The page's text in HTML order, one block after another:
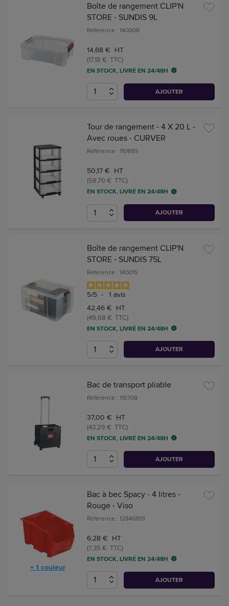
Boîte de rangement CLIP'N
STORE - SUNDIS 9L
Référence : 140008
14,68 € HT
(17,18 € TTC)
EN STOCK, LIVRÉ EN 24/48H
AJOUTER
Tour de rangement - 4 X 20 L -
Avec roues - CURVER
Référence : 110889
50,17 € HT
(58,70 € TTC)
EN STOCK, LIVRÉ EN 24/48H
AJOUTER
Boîte de rangement CLIP'N
STORE - SUNDIS 75L
Référence : 140015
5/5 - 1 avis
42,46 € HT
(49,68 € TTC)
EN STOCK, LIVRÉ EN 24/48H
AJOUTER
Bac de transport pliable
Référence : 115708
37,00 € HT
(43,29 € TTC)
EN STOCK, LIVRÉ EN 24/48H
AJOUTER
+ 1 couleur
Bac à bec Spacy - 4 litres -
Rouge - Viso
Référence : 12846819
6,28 € HT
(7,35 € TTC)
EN STOCK, LIVRÉ EN 24/48H
AJOUTER